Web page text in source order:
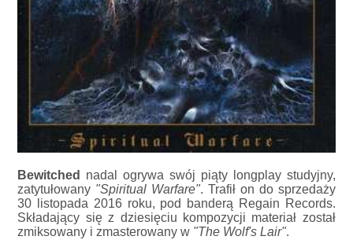
Bewitched
nadal ogrywa swój piąty longplay studyjny,
zatytułowany "Spiritual Warfare". Trafił on do sprzedaży
30 listopada 2016 roku, pod banderą Regain Records.
Składający się z dziesięciu kompozycji materiał został
zmiksowany i zmasterowany w "The Wolf's Lair".